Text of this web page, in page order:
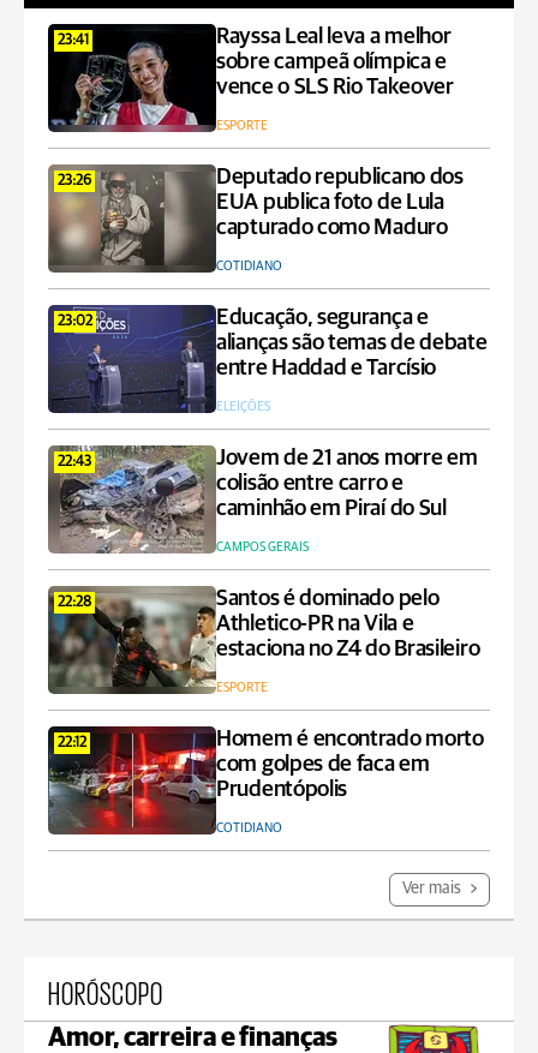
23:41
Rayssa Leal leva a melhor
sobre campeã olímpica e
vence o SLS Rio Takeover
ESPORTE
23:26
Deputado republicano dos
EUA publica foto de Lula
capturado como Maduro
COTIDIANO
23:02
Educação, segurança e
alianças são temas de debate
entre Haddad e Tarcísio
ELEIÇÕES
22:43
Jovem de 21 anos morre em
colisão entre carro e
caminhão em Piraí do Sul
CAMPOS GERAIS
22:28
Santos é dominado pelo
Athletico-PR na Vila e
estaciona no Z4 do Brasileiro
ESPORTE
22:12
Homem é encontrado morto
com golpes de faca em
Prudentópolis
COTIDIANO
Ver mais
HORÓSCOPO
Amor, carreira e finanças